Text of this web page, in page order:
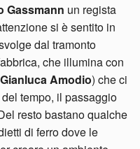
Gassmann un regista
si è sentito in
dal tramonto
che illumina con
Gianluca Amodio) che ci
tempo, il passaggio
resto bastano qualche
di ferro dove le